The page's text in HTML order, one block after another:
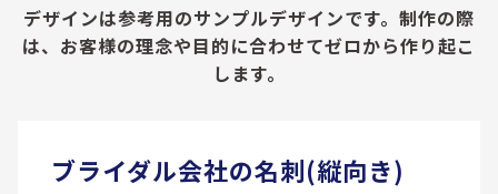
デザインは参考用のサンプルデザインです。制作の際
は、お客様の理念や目的に合わせてゼロから作り起こ
します。
ブライダル会社の名刺(縦向き)